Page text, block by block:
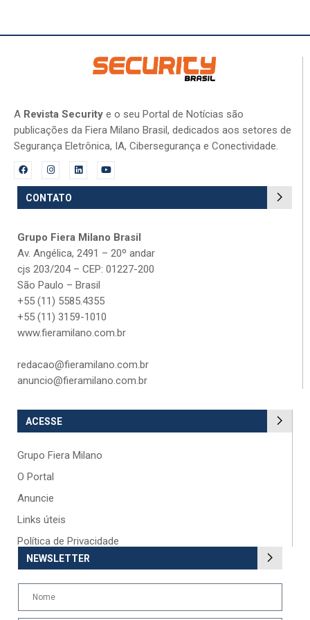
A Revista Security e o seu Portal de Notícias são
publicações da Fiera Milano Brasil, dedicados aos setores de
Segurança Eletrônica, IA, Cibersegurança e Conectividade.
CONTATO
Grupo Fiera Milano Brasil
Av. Angélica, 2491 – 20º andar
cjs 203/204 – CEP: 01227-200
São Paulo – Brasil
+55 (11) 5585.4355
+55 (11) 3159-1010
www.fieramilano.com.br
redacao@fieramilano.com.br
anuncio@fieramilano.com.br
ACESSE
Grupo Fiera Milano
O Portal
Anuncie
Links úteis
Política de Privacidade
NEWSLETTER